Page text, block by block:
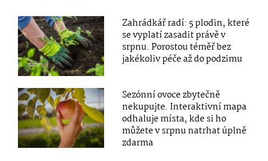
Zahrádkář radí: 5 plodin, které
se vyplatí zasadit právě v
srpnu. Porostou téměř bez
jakékoliv péče až do podzimu
Sezónní ovoce zbytečně
nekupujte. Interaktivní mapa
odhaluje místa, kde si ho
můžete v srpnu natrhat úplně
zdarma